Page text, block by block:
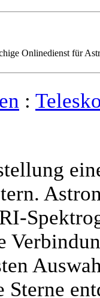
Onlinedienst für
:
Sterne